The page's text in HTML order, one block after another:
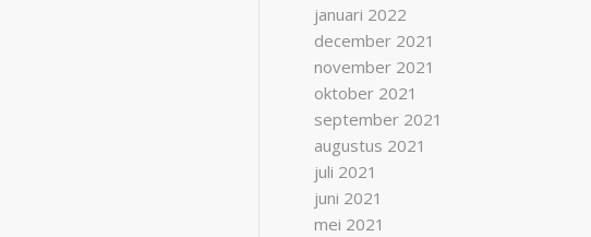
januari 2022
december 2021
november 2021
oktober 2021
september 2021
augustus 2021
juli 2021
juni 2021
mei 2021